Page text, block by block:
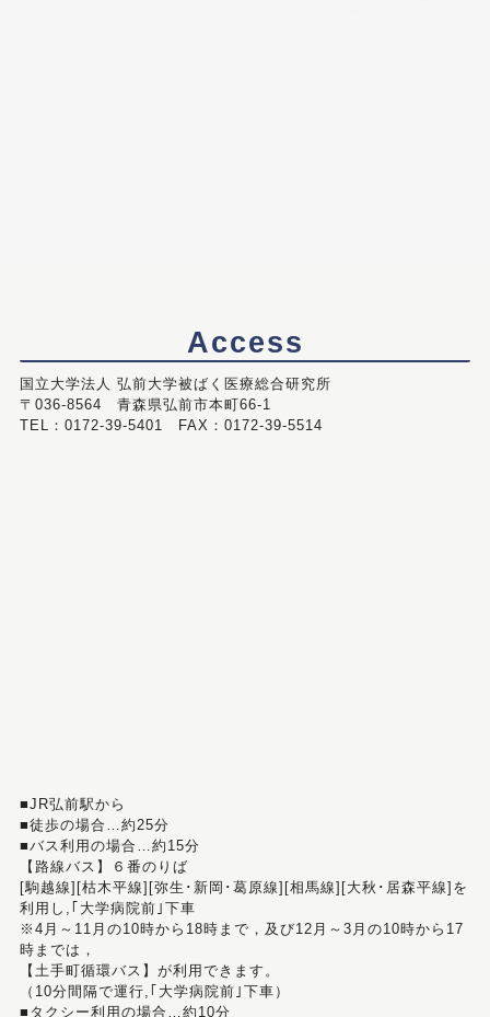
Access
国立大学法人 弘前大学被ばく医療総合研究所
〒036-8564 青森県弘前市本町66-1
TEL：0172-39-5401 FAX：0172-39-5514
■JR弘前駅から
■徒歩の場合…約25分
■バス利用の場合…約15分
【路線バス】６番のりば
[駒越線][枯木平線][弥生･新岡･葛原線][相馬線][大秋･居森平線]を
利用し,｢大学病院前｣下車
※4月～11月の10時から18時まで，及び12月～3月の10時から17
時までは，
【土手町循環バス】が利用できます。
（10分間隔で運行,｢大学病院前｣下車）
■タクシー利用の場合…約10分